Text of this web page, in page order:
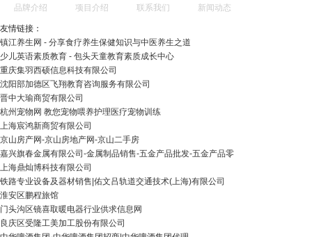
品牌介绍 项目介绍 联系我们 新闻动态
友情链接：
镇江养生网 - 分享食疗养生保健知识与中医养生之道
少儿英语素质教育 - 包头天童教育素质成长中心
重庆集羽西硕信息科技有限公司
沈阳部加德区飞翔教育咨询服务有限公司
晋中大瑜商贸有限公司
杭州宠物网 教您宠物喂养护理医疗宠物训练
上海宸鸿新商贸有限公司
京山房产网-京山房地产网-京山二手房
嘉兴旗春金属有限公司-金属制品销售-五金产品批发-五金产品零
上海鼎灿博科技有限公司
铁路专业设备及器材销售|佑文吕轨道交通技术(上海)有限公司
淮安区鹏程旅馆
门头沟区镜喜取暖电器行业供求信息网
良庆区受隆工美加工股份有限公司